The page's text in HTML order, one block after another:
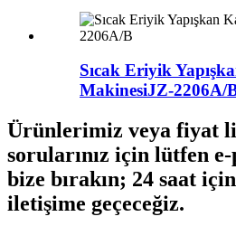
Sıcak Eriyik
MakinesiJZ-2206A/
Ürünlerimiz veya fiyat
sorularınız için lütfen
bize bırakın; 24 saat
iletişime geçeceğiz.